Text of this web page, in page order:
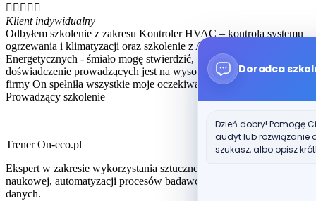
    
Klient indywidualny
Odbyłem szkolenie z zakresu Kontroler HVAC – kontrola systemu
ogrzewania i klimatyzacji oraz szkolenie z Audytów
Energetycznych - śmiało mogę stwierdzić, że wiedza i
doświadczenie prowadzących jest na wysokim poziomie. Obsługa
firmy On spełniła wszystkie moje oczekiwania.
Prowadzący szkolenie
Trener On-eco.pl
Ekspert w zakresie wykorzystania sztucznej inteligencji w pracy
naukowej, automatyzacji procesów badawczych oraz analizy
danych.
Doradca
Dzień dobry! Pomogę
audyt lub rozwiązanie
szukasz, albo opisz